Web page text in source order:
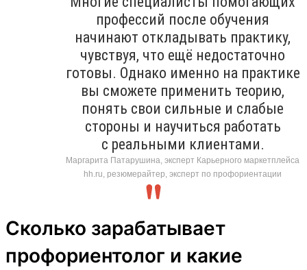
профессий после обучения
начинают откладывать практику,
чувствуя, что ещё недостаточно
готовы. Однако именно на практике
вы сможете применить теорию,
понять свои сильные и слабые
стороны и научиться работать
с реальными клиентами.
Маргарита Патарушина, эксперт Карьерного маркетплейса
hh.ru, резюмерайтер, эксперт по профориентации
Сколько зарабатывает
профориентолог и какие